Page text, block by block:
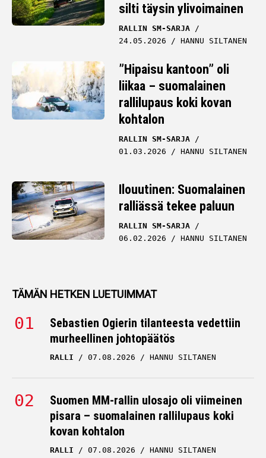
silti täysin ylivoimainen
RALLIN SM-SARJA
24.05.2026
HANNU SILTANEN
”Hipaisu kantoon” oli
liikaa – suomalainen
rallilupaus koki kovan
kohtalon
RALLIN SM-SARJA
01.03.2026
HANNU SILTANEN
Ilouutinen: Suomalainen
ralliässä tekee paluun
RALLIN SM-SARJA
06.02.2026
HANNU SILTANEN
TÄMÄN HETKEN LUETUIMMAT
Sebastien Ogierin tilanteesta vedettiin
murheellinen johtopäätös
RALLI 07.08.2026 HANNU SILTANEN
Suomen MM-rallin ulosajo oli viimeinen
pisara – suomalainen rallilupaus koki
kovan kohtalon
RALLI 07.08.2026 HANNU SILTANEN